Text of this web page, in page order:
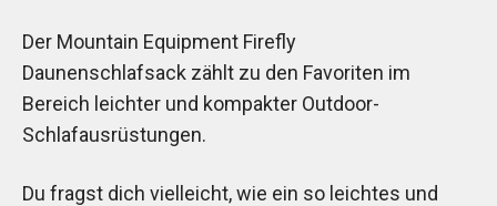
Der Mountain Equipment Firefly
Daunenschlafsack zählt zu den Favoriten im
Bereich leichter und kompakter Outdoor-
Schlafausrüstungen.
Du fragst dich vielleicht, wie ein so leichtes und